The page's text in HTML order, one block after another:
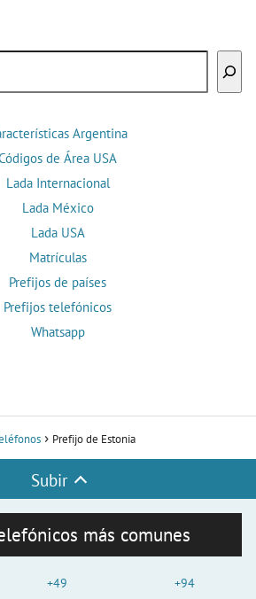
Argentina
de Área USA
Lada Internacional
Lada México
Lada USA
Matrículas
Prefijos de países
Prefijos telefónicos
Whatsapp
Prefijo de Estonia
Subir
más comunes
+49
+94